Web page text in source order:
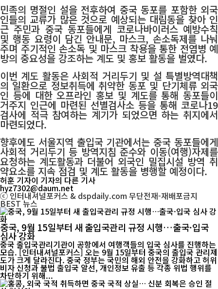
민족의 명절인 설을 전후하여 중국 동포를 포함한 외국
인들의 교류가 많은 것으로 예상되는 대림동을 찾아 인
근 주민과 중국 동포들에게 코로나바이러스 예방수칙
및 행동 요령이 담긴 안내문, 마스크, 손소독제를 나눠
주며 주기적인 손소독 및 마스크 착용을 통한 전염병 예
방의 중요성을 강조하는 계도 및 홍보 활동을 벌였다.
이번 계도 활동은 사회적 거리두기 및 설 특별방역대책
의 일환으로 정보취득에 취약한 동포 및 단기체류 외국
인 등에 대한 오프라인 홍보 및 계도를 통해 동포들이
거주지 인근에 마련된 선별검사소 등을 통해 코로나19
검사에 적극 참여하는 계기가 되었으면 하는 취지에서
마련되었다.
향후에도 서울지역 출입국 기관에서는 중국 동포들에게
사회적 거리두기 등 방역지침 준수와 이동(여행)자제를
요청하는 계도활동과 더불어 외국인 밀집시설 방역 취
약요소를 지속 점검 및 계도 활동을 병행할 예정이다.
허훈 기자이 기자의 다른 기사
hyz7302@daum.net
ⓒ 인터내셔널포커스 & dspdaily.com 무단전재-재배포금지
BEST뉴스
중국, 9월 15일부터 새 출입국관리 규정 시행…출국·입국
심사 강화
중국 출입국관리기관이 공항에서 여행객들의 입국 심사를 진행하는
모습. [인터내셔널포커스] 오는 9월 15일부터 중국의 출입국 관리제
도가 크게 달라진다. 중국 정부는 국민의 해외 안전을 강화하고 허위
비자 신청과 불법 출입국 알선, 개인정보 유출 등 각종 위법 행위를
차단하기 위해...